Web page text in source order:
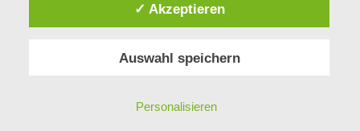
✓ Akzeptieren
Auswahl speichern
Personalisieren